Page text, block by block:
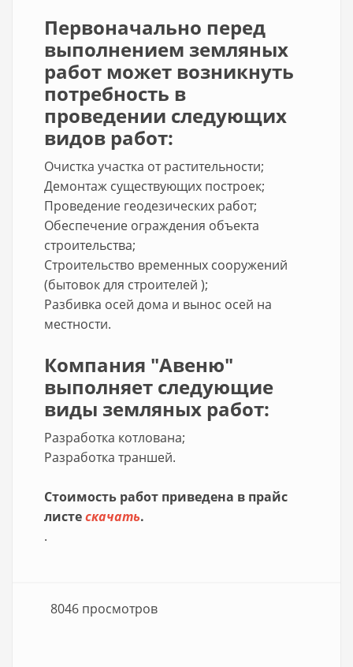
Первоначально перед
выполнением земляных
работ может возникнуть
потребность в
проведении следующих
видов работ:
Очистка участка от растительности;
Демонтаж существующих построек;
Проведение геодезических работ;
Обеспечение ограждения объекта
строительства;
Строительство временных сооружений
(бытовок для строителей );
Разбивка осей дома и вынос осей на
местности.
Компания "Авеню"
выполняет следующие
виды земляных работ:
Разработка котлована;
Разработка траншей.
Стоимость работ приведена в прайс
листескачать.
.
8046 просмотров